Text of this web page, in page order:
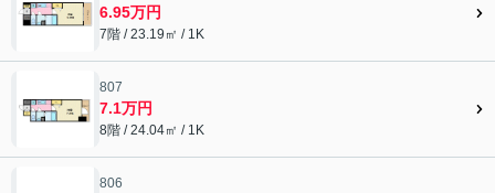
6.95万円
7階 / 23.19㎡ / 1K
807
7.1万円
8階 / 24.04㎡ / 1K
806